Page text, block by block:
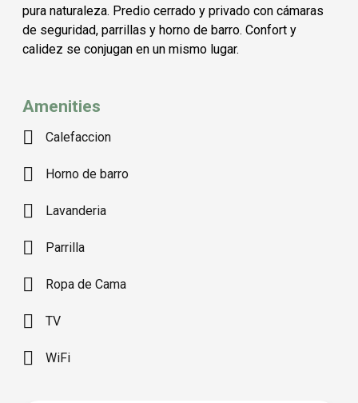
pura naturaleza. Predio cerrado y privado con cámaras
de seguridad, parrillas y horno de barro. Confort y
calidez se conjugan en un mismo lugar.
Amenities
Calefaccion
Horno de barro
Lavanderia
Parrilla
Ropa de Cama
TV
WiFi